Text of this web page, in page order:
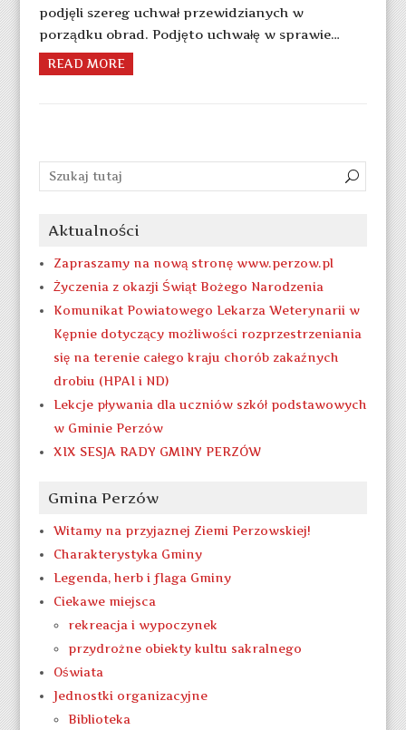
podjęli szereg uchwał przewidzianych w
porządku obrad. Podjęto uchwałę w sprawie…
READ MORE
Aktualności
Zapraszamy na nową stronę www.perzow.pl
Życzenia z okazji Świąt Bożego Narodzenia
Komunikat Powiatowego Lekarza Weterynarii w
Kępnie dotyczący możliwości rozprzestrzeniania
się na terenie całego kraju chorób zakaźnych
drobiu (HPAI i ND)
Lekcje pływania dla uczniów szkół podstawowych
w Gminie Perzów
XIX SESJA RADY GMINY PERZÓW
Gmina Perzów
Witamy na przyjaznej Ziemi Perzowskiej!
Charakterystyka Gminy
Legenda, herb i flaga Gminy
Ciekawe miejsca
rekreacja i wypoczynek
przydrożne obiekty kultu sakralnego
Oświata
Jednostki organizacyjne
Biblioteka